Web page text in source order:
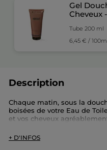
Gel
Cheveux
Tube 200 ml
6,45 € /
Description
Chaque matin‚ sous la
boisées de votre Eau de
et vos cheveux
Notre Engagement:
+ D'INFOS